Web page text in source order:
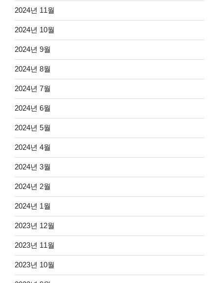
2024년 11월
2024년 10월
2024년 9월
2024년 8월
2024년 7월
2024년 6월
2024년 5월
2024년 4월
2024년 3월
2024년 2월
2024년 1월
2023년 12월
2023년 11월
2023년 10월